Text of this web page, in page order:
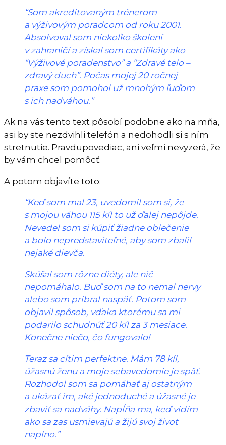
“Som akreditovaným trénerom
a výživovým poradcom od roku 2001.
Absolvoval som niekoľko školení
v zahraničí a získal som certifikáty ako
“Výživové poradenstvo” a “Zdravé telo –
zdravý duch”. Počas mojej 20 ročnej
praxe som pomohol už mnohým ľuďom
s ich nadváhou.”
Ak na vás tento text pôsobí podobne ako na mňa,
asi by ste nezdvihli telefón a nedohodli si s ním
stretnutie. Pravdupovediac, ani veľmi nevyzerá, že
by vám chcel pomôcť.
A potom objavíte toto:
“Keď som mal 23, uvedomil som si, že
s mojou váhou 115 kíl to už ďalej nepôjde.
Nevedel som si kúpiť žiadne oblečenie
a bolo nepredstaviteľné, aby som zbalil
nejaké dievča.
Skúšal som rôzne diéty, ale nič
nepomáhalo. Buď som na to nemal nervy
alebo som pribral naspäť. Potom som
objavil spôsob, vďaka ktorému sa mi
podarilo schudnúť 20 kíl za 3 mesiace.
Konečne niečo, čo fungovalo!
Teraz sa cítim perfektne. Mám 78 kíl,
úžasnú ženu a moje sebavedomie je späť.
Rozhodol som sa pomáhať aj ostatným
a ukázať im, aké jednoduché a úžasné je
zbaviť sa nadváhy. Napĺňa ma, keď vidím
ako sa zas usmievajú a žijú svoj život
naplno.”